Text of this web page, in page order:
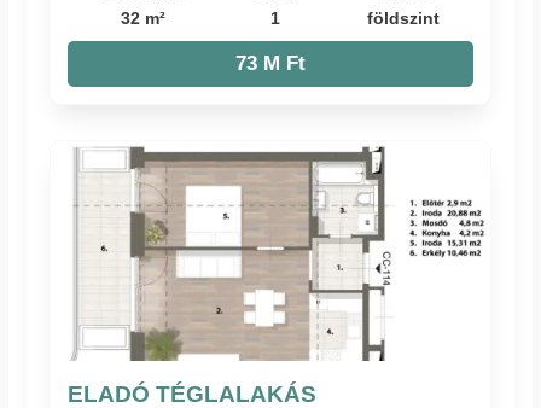
32 m² 1 földszint
73 M Ft
ELADÓ TÉGLALAKÁS